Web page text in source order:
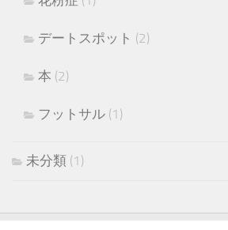
デートスポット (2)
本 (2)
フットサル (1)
未分類 (1)